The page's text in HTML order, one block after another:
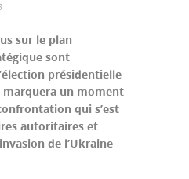
sur le plan
sont
présidentielle
marquera un moment
qui s’est
autoritaires et
de l’Ukraine